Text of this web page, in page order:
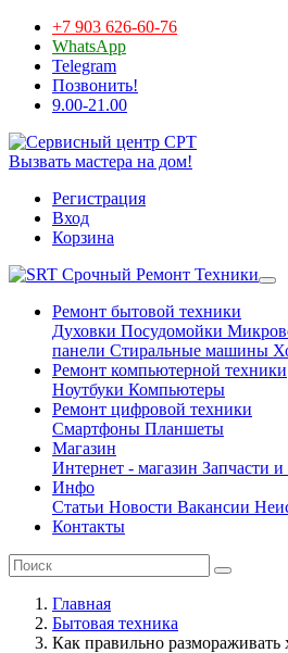
+7 903 626-60-76
WhatsApp
Telegram
Позвонить!
9.00-21.00
Вызвать мастера на дом!
Регистрация
Вход
Корзина
Срочный Ремонт Техники
Ремонт бытовой техники
Духовки Посудомойки
панели Стиральные машины
Ремонт компьютерной техники
Ноутбуки Компьютеры
Ремонт цифровой техники
Смартфоны Планшеты
Магазин
Интернет - магазин Запчасти
Инфо
Статьи Новости Вакансии
Контакты
Главная
Бытовая техника
Как правильно размораживать